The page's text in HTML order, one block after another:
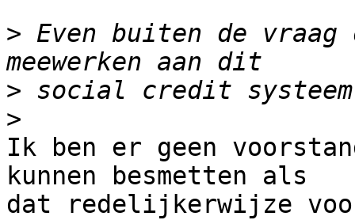
> Even buiten de
>
>
Ik ben er geen
kunnen besmetten als
dat redelijkerwijze